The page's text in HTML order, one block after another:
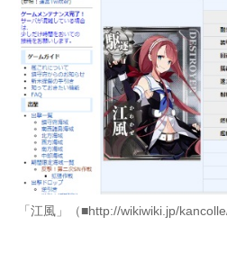
「江風」（■http://wikiwiki.jp/